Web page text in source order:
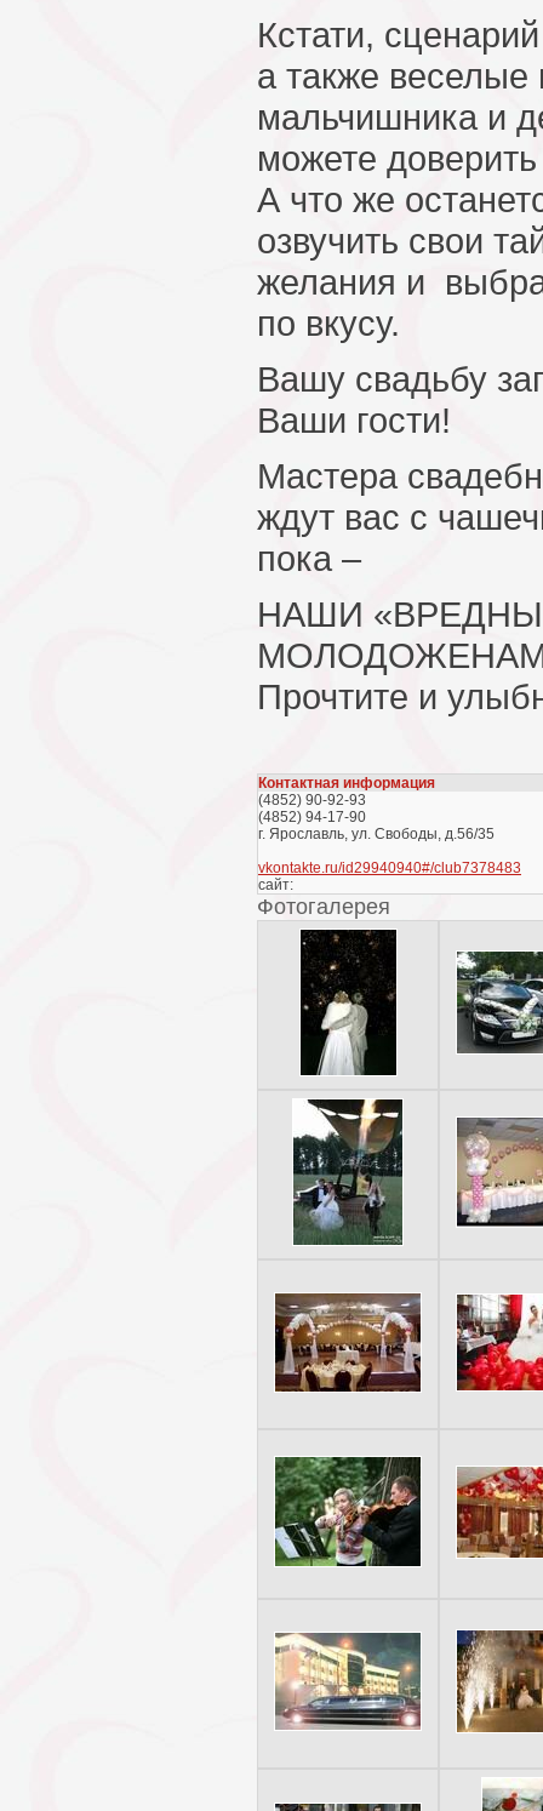
Кстати,
а также веселые
мальчишника и
можете
А что же
озвучить свои
желания и
по вкусу.
Вашу свадьбу
Ваши гости!
Мастера
ждут вас с
пока –
НАШИ
Прочтите и
Контактная информация
(4852) 90-92-93
(4852) 94-17-90
г. Ярославль, ул. Свободы, д.56/35
vkontakte.ru/id29940940#/club7378483
сайт:
Фотогалерея